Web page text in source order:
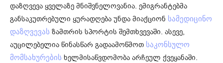
დაზღვევა ყველაზე მნიშვნელოვანია. ემიგრანტებმა
განსაკუთრებული ყურადღება უნდა მიაქციონ სამედიცინო
დაზღვევას ზამთრის სპორტის შემთხვევაში. ასევე,
აუცილებელია წინასწარ გადაამოწმოთ საკონსულო
მომსახურების ხელმისაწვდომობა არჩეულ ქვეყანაში.